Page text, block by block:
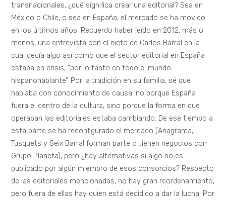
transnacionales, ¿qué significa crear una editorial? Sea en
México o Chile, o sea en España, el mercado se ha movido
en los últimos años. Recuerdo haber leído en 2012, más o
menos, una entrevista con el nieto de Carlos Barral en la
cual decía algo así como que el sector editorial en España
estaba en crisis, “por lo tanto en todo el mundo
hispanohablante”. Por la tradición en su familia, sé que
hablaba con conocimiento de causa: no porque España
fuera el centro de la cultura, sino porque la forma en que
operaban las editoriales estaba cambiando. De ese tiempo a
esta parte se ha reconfigurado el mercado (Anagrama,
Tusquets y Seix Barral forman parte o tienen negocios con
Grupo Planeta), pero ¿hay alternativas si algo no es
publicado por algún miembro de esos consorcios? Respecto
de las editoriales mencionadas, no hay gran reordenamiento,
pero fuera de ellas hay quien está decidido a dar la lucha. Por